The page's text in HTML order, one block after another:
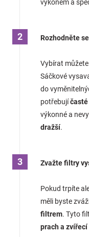
výkonem a
Rozhodněte
Vybírat
Sáčkové
do
potřebují
výkonné a
dražší.
Zvažte filtry
Pokud trpíte
měli byste
filtrem. Tyto
prach a